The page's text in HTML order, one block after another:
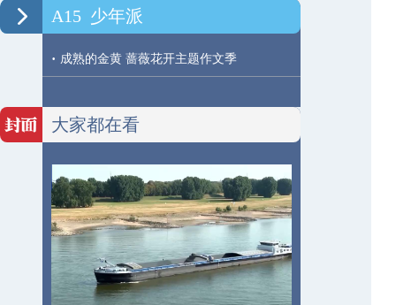
A15 少年派
· 成熟的金黄 蔷薇花开主题作文季
大家都在看